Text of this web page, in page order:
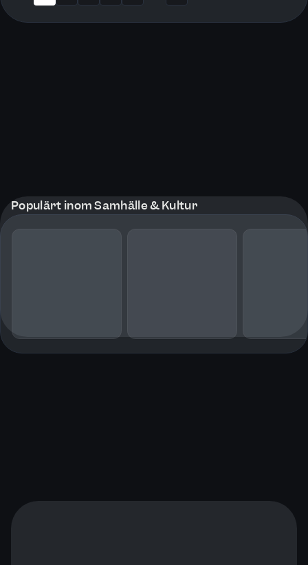
Populärt inom Samhälle & Kultur